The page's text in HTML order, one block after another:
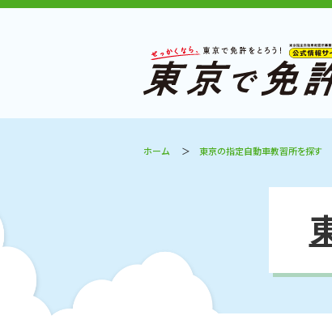
ホーム 東京の指定自動車教習所を探す